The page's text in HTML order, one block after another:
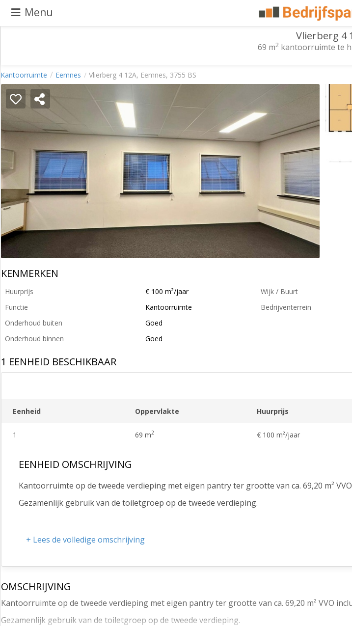
Menu
aanbieden
Pand
zoeken
Waarom
adverteren
Premium
adverteren
Blog
Registreren
Login
Kantoorruimte Eemnes Vlierberg 4 12A, Eemnes, 3755 BS
Vlierberg 4
69 m2kantoorruimte te
KENMERKEN
Huurprijs
€ 100 m²/jaar
Functie
Kantoorruimte
Onderhoud buiten
Goed
Onderhoud binnen
Goed
Wijk / Buurt
Bedrijventerrein
1 EENHEID BESCHIKBAAR
Eenheid Oppervlakte Huurprijs
1 69 m2 € 100 m²/jaar
EENHEID OMSCHRIJVING
Kantoorruimte op de tweede verdieping met eigen pantry ter grootte van ca. 69,20 m²
Gezamenlijk gebruik van de toiletgroep op de tweede verdieping.
+ Lees de volledige omschrijving
OMSCHRIJVING
Kantoorruimte op de tweede verdieping met eigen pantry ter grootte van ca. 69,20 m² VVO
Gezamenlijk gebruik van de toiletgroep op de tweede verdieping.